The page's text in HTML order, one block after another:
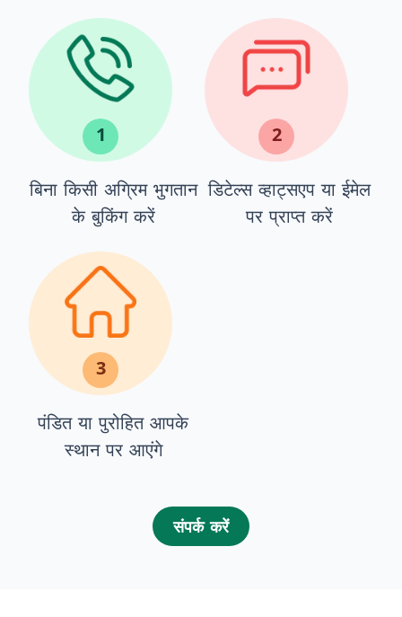
1
बिना किसी अग्रिम भुगतान
के बुकिंग करें
2
डिटेल्स व्हाट्सएप या ईमेल
पर प्राप्त करें
3
पंडित या पुरोहित आपके
स्थान पर आएंगे
संपर्क करें